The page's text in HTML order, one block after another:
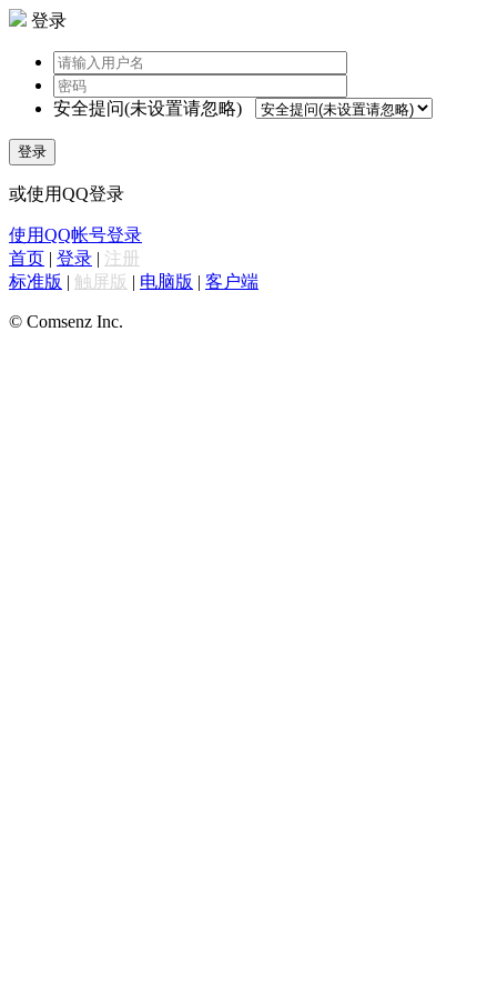
登录
安全提问(未设置请忽略)
登录
或使用QQ登录
使用QQ帐号登录
首页 | 登录 | 注册
标准版 | 触屏版 | 电脑版 | 客户端
© Comsenz Inc.